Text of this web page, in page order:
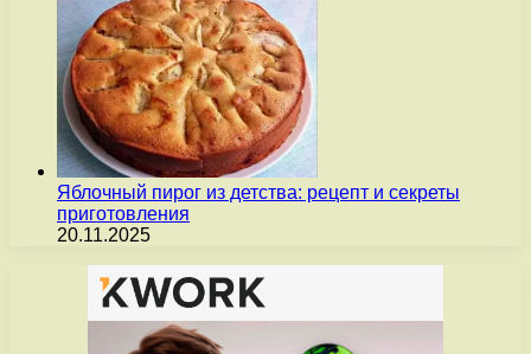
Яблочный пирог из детства: рецепт и секреты
приготовления
20.11.2025